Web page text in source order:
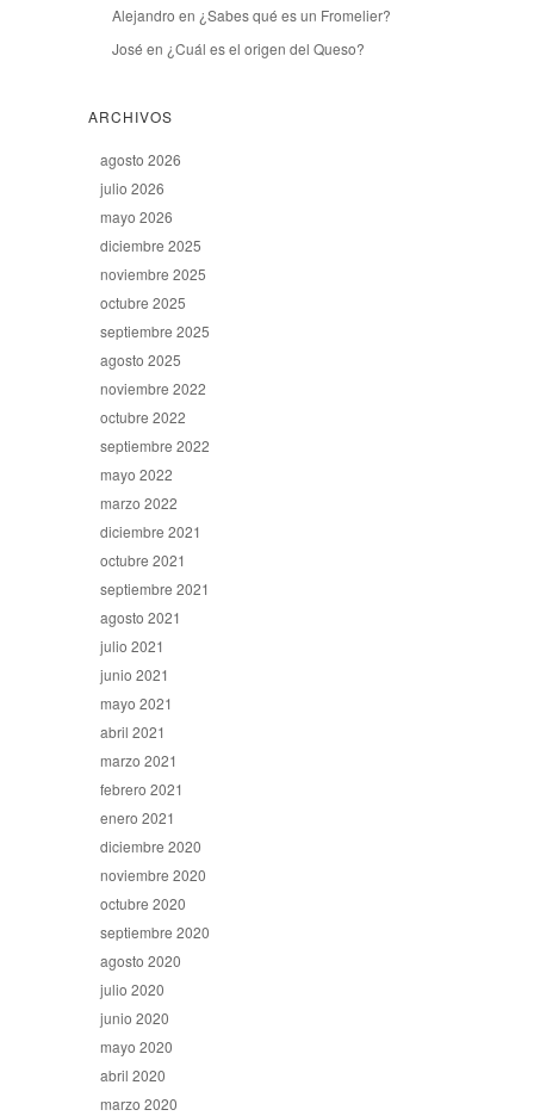
Alejandro en ¿Sabes qué es un Fromelier?
José en ¿Cuál es el origen del Queso?
ARCHIVOS
agosto 2026
julio 2026
mayo 2026
diciembre 2025
noviembre 2025
octubre 2025
septiembre 2025
agosto 2025
noviembre 2022
octubre 2022
septiembre 2022
mayo 2022
marzo 2022
diciembre 2021
octubre 2021
septiembre 2021
agosto 2021
julio 2021
junio 2021
mayo 2021
abril 2021
marzo 2021
febrero 2021
enero 2021
diciembre 2020
noviembre 2020
octubre 2020
septiembre 2020
agosto 2020
julio 2020
junio 2020
mayo 2020
abril 2020
marzo 2020